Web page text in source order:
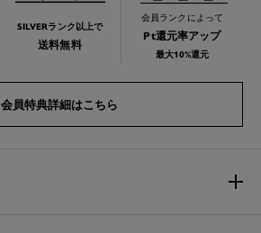
SILVERランク以上で
送料無料
会員ランクによって
Pt還元率アップ
最大10%還元
会員特典詳細はこちら